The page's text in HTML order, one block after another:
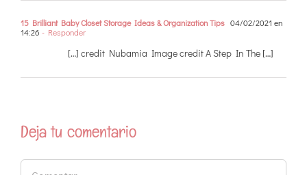
15 Brilliant Baby Closet Storage Ideas & Organization Tips 04/02/2021 en
14:26 - Responder
[…] credit Nubamia Image credit A Step In The […]
Deja tu comentario
Comentar